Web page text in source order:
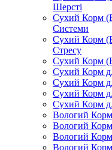
Шерсті
Сухий Корм
Системи
Сухий Корм
Стресу
Сухий Корм
Сухий Корм
Сухий Корм
Сухий Корм
Сухий Корм
Вологий
Вологий
Вологий
Вологий Корм